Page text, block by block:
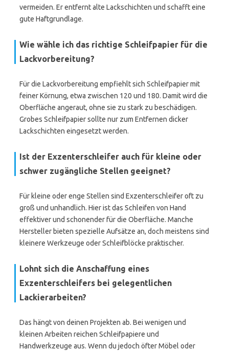
vermeiden. Er entfernt alte Lackschichten und schafft eine
gute Haftgrundlage.
Wie wähle ich das richtige Schleifpapier für die
Lackvorbereitung?
Für die Lackvorbereitung empfiehlt sich Schleifpapier mit
feiner Körnung, etwa zwischen 120 und 180. Damit wird die
Oberfläche angeraut, ohne sie zu stark zu beschädigen.
Grobes Schleifpapier sollte nur zum Entfernen dicker
Lackschichten eingesetzt werden.
Ist der Exzenterschleifer auch für kleine oder
schwer zugängliche Stellen geeignet?
Für kleine oder enge Stellen sind Exzenterschleifer oft zu
groß und unhandlich. Hier ist das Schleifen von Hand
effektiver und schonender für die Oberfläche. Manche
Hersteller bieten spezielle Aufsätze an, doch meistens sind
kleinere Werkzeuge oder Schleifblöcke praktischer.
Lohnt sich die Anschaffung eines
Exzenterschleifers bei gelegentlichen
Lackierarbeiten?
Das hängt von deinen Projekten ab. Bei wenigen und
kleinen Arbeiten reichen Schleifpapiere und
Handwerkzeuge aus. Wenn du jedoch öfter Möbel oder